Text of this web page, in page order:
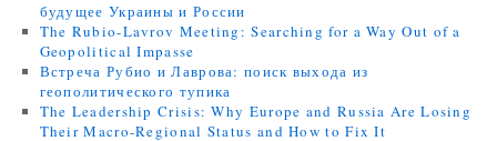
будущее Украины и России
The Rubio-Lavrov Meeting: Searching for a Way Out of a
Geopolitical Impasse
Встреча Рубио и Лаврова: поиск выхода из
геополитического тупика
The Leadership Crisis: Why Europe and Russia Are Losing
Their Macro-Regional Status and How to Fix It